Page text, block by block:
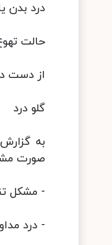
درد بدن
حالت
از دست
گلو درد
به
صورت
- مشکل
- درد